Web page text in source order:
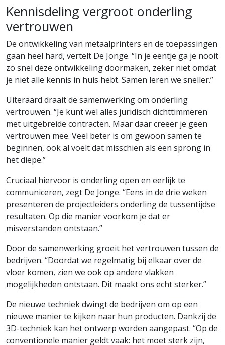
Kennisdeling vergroot onderling
vertrouwen
De ontwikkeling van metaalprinters en de toepassingen
gaan heel hard, vertelt De Jonge. “In je eentje ga je nooit
zo snel deze ontwikkeling doormaken, zeker niet omdat
je niet alle kennis in huis hebt. Samen leren we sneller.”
Uiteraard draait de samenwerking om onderling
vertrouwen. “Je kunt wel alles juridisch dichttimmeren
met uitgebreide contracten. Maar daar creëer je geen
vertrouwen mee. Veel beter is om gewoon samen te
beginnen, ook al voelt dat misschien als een sprong in
het diepe.”
Cruciaal hiervoor is onderling open en eerlijk te
communiceren, zegt De Jonge. “Eens in de drie weken
presenteren de projectleiders onderling de tussentijdse
resultaten. Op die manier voorkom je dat er
misverstanden ontstaan.”
Door de samenwerking groeit het vertrouwen tussen de
bedrijven. “Doordat we regelmatig bij elkaar over de
vloer komen, zien we ook op andere vlakken
mogelijkheden ontstaan. Dit maakt ons echt sterker.”
De nieuwe techniek dwingt de bedrijven om op een
nieuwe manier te kijken naar hun producten. Dankzij de
3D-techniek kan het ontwerp worden aangepast. “Op de
conventionele manier geldt vaak: het moet sterk zijn,